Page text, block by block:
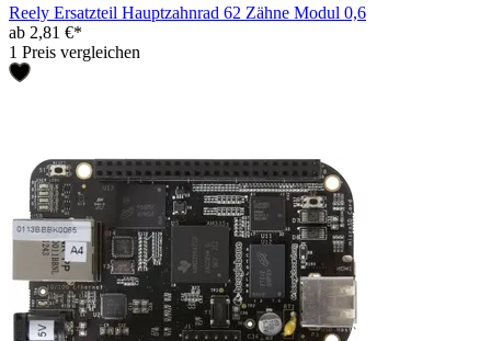
Reely Ersatzteil Hauptzahnrad 62 Zähne Modul 0,6
ab 2,81 €*
1 Preis vergleichen